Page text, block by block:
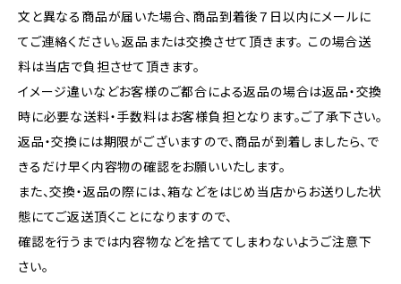
文と異なる商品が届いた場合、商品到着後７日以内にメールに
てご連絡ください。返品または交換させて頂きます。 この場合送
料は当店で負担させて頂きます。
イメージ違いなどお客様のご都合による返品の場合は返品・交換
時に必要な送料・手数料はお客様負担となります。ご了承下さい。
返品・交換には期限がございますので、商品が到着しましたら、で
きるだけ早く内容物の確認をお願いいたします。
また、交換・返品の際には、箱などをはじめ当店からお送りした状
態にてご返送頂くことになりますので、
確認を行うまでは内容物などを捨ててしまわないようご注意下
さい。